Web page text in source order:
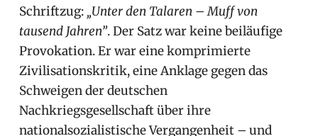
Schriftzug: „Unter den Talaren – Muff von
tausend Jahren”. Der Satz war keine beiläufige
Provokation. Er war eine komprimierte
Zivilisationskritik, eine Anklage gegen das
Schweigen der deutschen
Nachkriegsgesellschaft über ihre
nationalsozialistische Vergangenheit – und